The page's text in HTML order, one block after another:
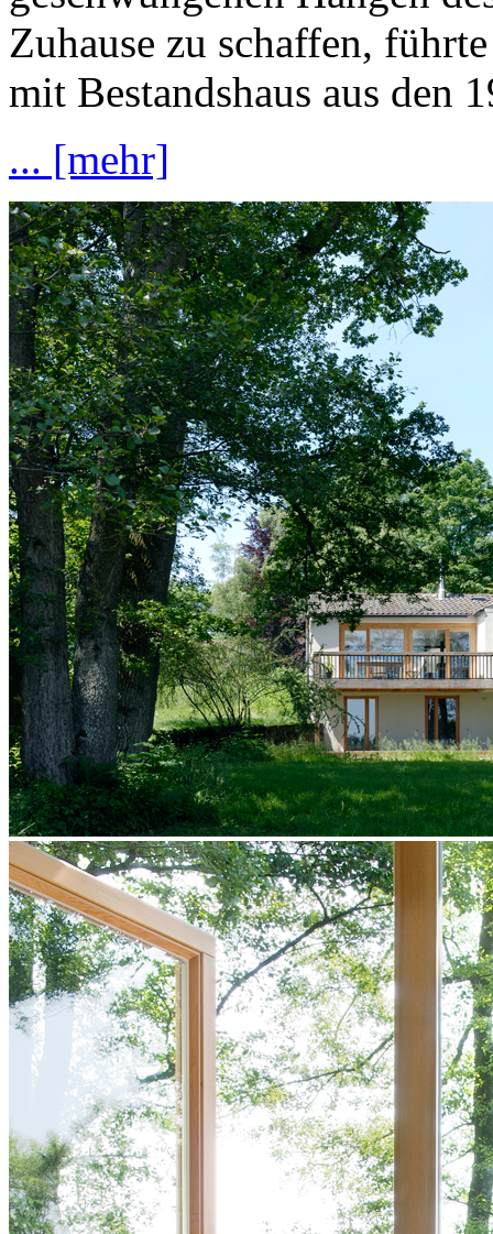
Zuhause zu schaffen,
mit Bestandshaus aus den
... [mehr]